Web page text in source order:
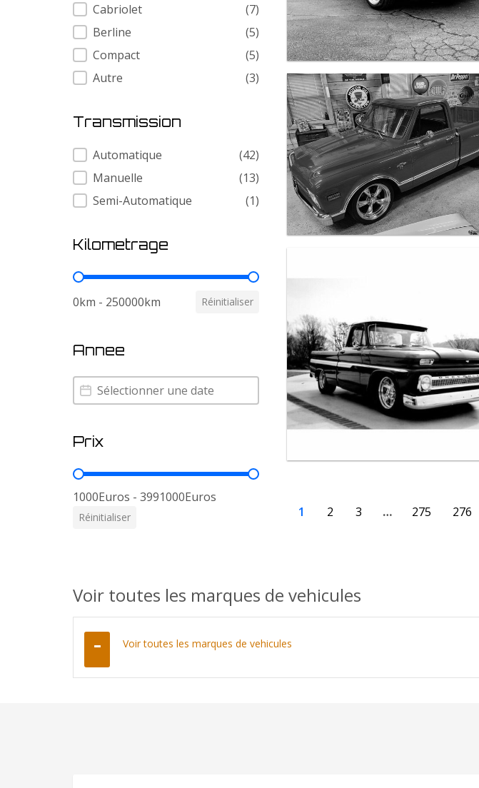
Cabriolet
(7)
Berline
(5)
Compact
(5)
Autre
(3)
Transmission
Transmission
Automatique
(42)
Manuelle
(13)
Semi-Automatique
(1)
Kilometrage
Kilometrage
0km - 250000km Réinitialiser
Annee
Annee
Annee
Prix
Prix
1000Euros - 3991000Euros
Réinitialiser 1 2 3 … 275 276
Voir toutes les marques de vehicules
Voir toutes les marques de vehicules